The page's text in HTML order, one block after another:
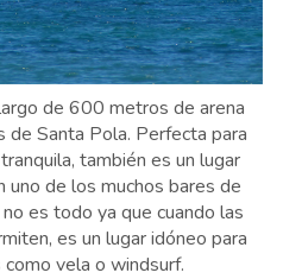
de 600 metros de arena
de Santa Pola. Perfecta para
también es un lugar
uno de los muchos bares de
es todo ya que cuando las
es un lugar idóneo para
vela o windsurf.